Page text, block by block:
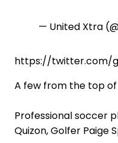
— United Xtra
https://twitter.com/
A few from the top of
Professional soccer
Quizon, Golfer Paige